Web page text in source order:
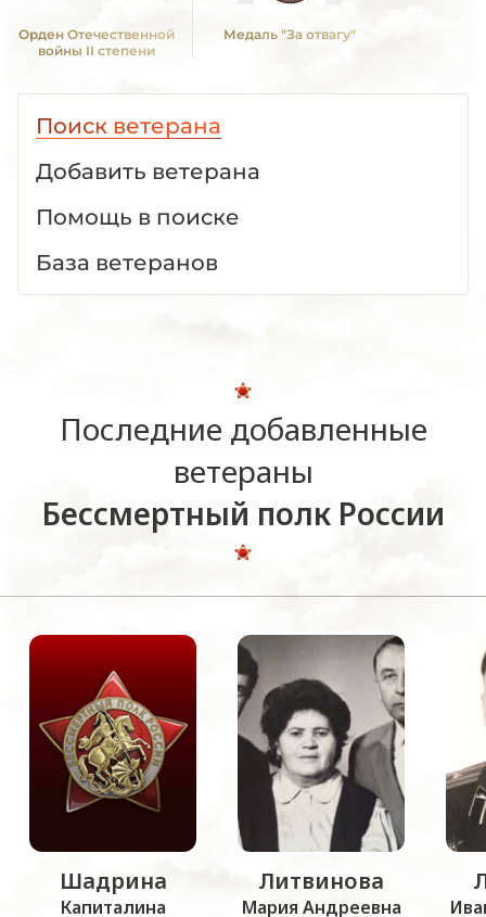
Орден Отечественной
войны II степени
Медаль "За отвагу"
Поиск ветерана
Добавить ветерана
Помощь в поиске
База ветеранов
Последние добавленные
ветераны
Бессмертный полк России
Шадрина
Капиталина
Литвинова
Мария Андреевна